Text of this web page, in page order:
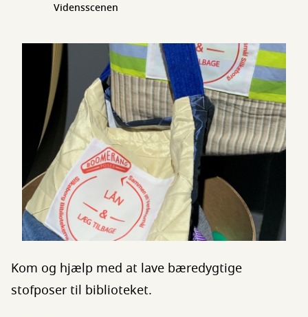
Vidensscenen
Kom og hjælp med at lave bæredygtige
stofposer til biblioteket.